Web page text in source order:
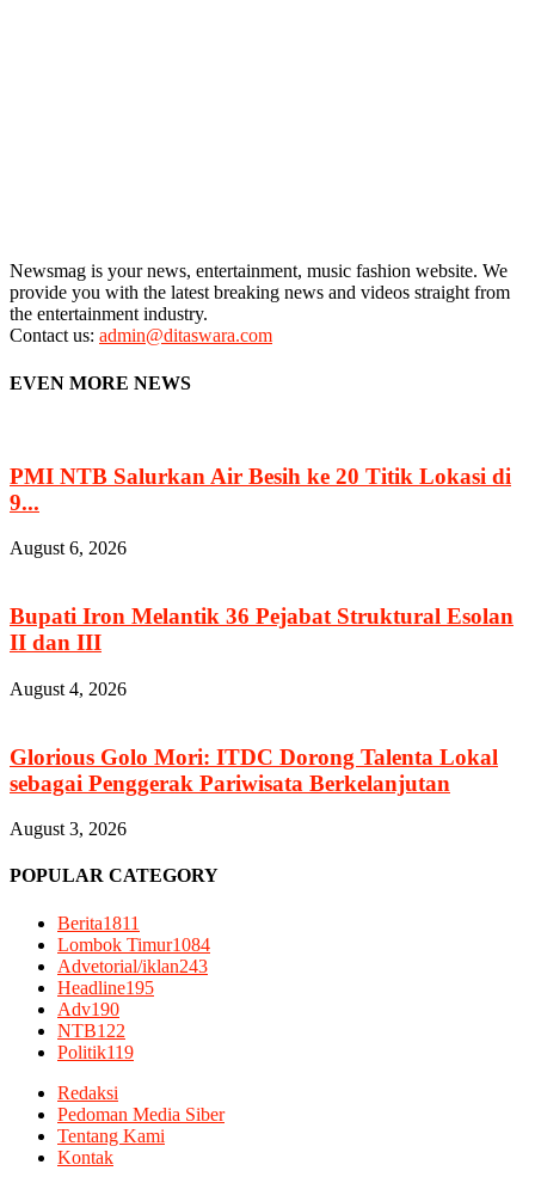
Newsmag is your news, entertainment, music fashion website. We
provide you with the latest breaking news and videos straight from
the entertainment industry.
Contact us: admin@ditaswara.com
EVEN MORE NEWS
PMI NTB Salurkan Air Besih ke 20 Titik Lokasi di
9...
August 6, 2026
Bupati Iron Melantik 36 Pejabat Struktural Esolan
II dan III
August 4, 2026
Glorious Golo Mori: ITDC Dorong Talenta Lokal
sebagai Penggerak Pariwisata Berkelanjutan
August 3, 2026
POPULAR CATEGORY
Berita1811
Lombok Timur1084
Advetorial/iklan243
Headline195
Adv190
NTB122
Politik119
Redaksi
Pedoman Media Siber
Tentang Kami
Kontak